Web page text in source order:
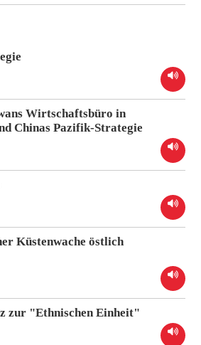
Wirtschaftsbüro in
Chinas Pazifik-Strategie
Küstenwache östlich
zur "Ethnischen Einheit"